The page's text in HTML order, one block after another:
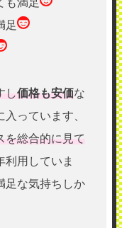
足
し価格も安価な
っています、
を総合的に見て
利用していま
足な気持ちしか